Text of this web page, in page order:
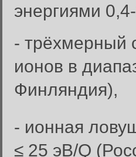
энергиями
- трёхмерный
ионов в
Финляндия),
- ионная
≤ 25 эВ/Q